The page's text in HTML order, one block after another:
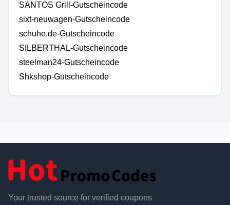
SANTOS Grill-Gutscheincode
sixt-neuwagen-Gutscheincode
schuhe.de-Gutscheincode
SILBERTHAL-Gutscheincode
steelman24-Gutscheincode
Shkshop-Gutscheincode
Your trusted source for verified coupons